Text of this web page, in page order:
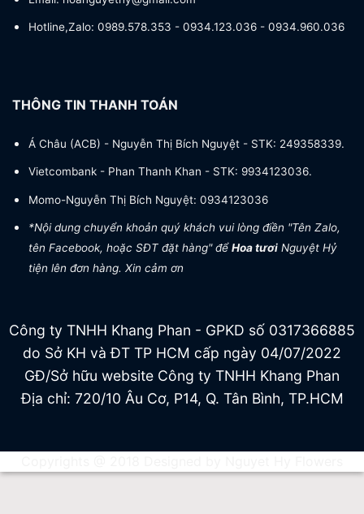
Hotline,Zalo: 0989.578.353 - 0934.123.036 - 0934.960.036
THÔNG TIN THANH TOÁN
Á Châu (ACB) - Nguyễn Thị Bích Nguyệt - STK: 249358339.
Vietcombank - Phan Thanh Khan - STK: 9934123036.
Momo-Nguyễn Thị Bích Nguyệt: 0934123036
*Nội dung chuyển khoản quý khách vui lòng điền "Tên Zalo,
tên Facebook, hoặc SĐT đặt hàng" đểHoa tươi Nguyệt Hỷ
tiện lên đơn hàng. Xin cảm ơn
Công ty TNHH Khang Phan - GPKD số 0317366885
do Sở KH và ĐT TP HCM cấp ngày 04/07/2022
GĐ/Sở hữu website Công ty TNHH Khang Phan
Địa chỉ: 720/10 Âu Cơ, P14, Q. Tân Bình, TP.HCM